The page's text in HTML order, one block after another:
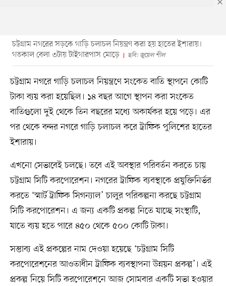
চট্টগ্রাম নগরের সড়কে গাড়ি চলাচল নিয়ন্ত্রণ করা হয় হাতের ইশারায়।
গতকাল বেলা ৩টায় টাইগারপাস মোড়ে
ছবি: জুয়েল শীল
চট্টগ্রাম নগরে গাড়ি চলাচল নিয়ন্ত্রণে সংকেত বাতি স্থাপনে কোটি
টাকা ব্যয় করা হয়েছিল। ১৪ বছর আগে স্থাপন করা সংকেত
বাতিগুলো দুই থেকে তিন বছরের মধ্যে অকার্যকর হয়ে পড়ে। এর
পর থেকে বন্দর নগরে গাড়ি চলাচল করে ট্রাফিক পুলিশের হাতের
ইশারায়।
এখনো সেভাবেই চলছে। তবে এই অবস্থার পরিবর্তন করতে চায়
চট্টগ্রাম সিটি করপোরেশন। নগরের ট্রাফিক ব্যবস্থাকে প্রযুক্তিনির্ভর
করতে ‘স্মার্ট ট্রাফিক সিগন্যাল’ চালুর পরিকল্পনা করছে চট্টগ্রাম
সিটি করপোরেশন। এ জন্য একটি প্রকল্প নিতে যাচ্ছে সংস্থাটি,
যাতে ব্যয় হতে পারে ৪৫০ থেকে ৫০০ কোটি টাকা।
সম্ভাব্য এই প্রকল্পের নাম দেওয়া হয়েছে ‘চট্টগ্রাম সিটি
করপোরেশনের আওতাধীন ট্রাফিক ব্যবস্থাপনা উন্নয়ন প্রকল্প’। এই
প্রকল্প নিয়ে সিটি করপোরেশনে আজ সোমবার একটি সভা হওয়ার